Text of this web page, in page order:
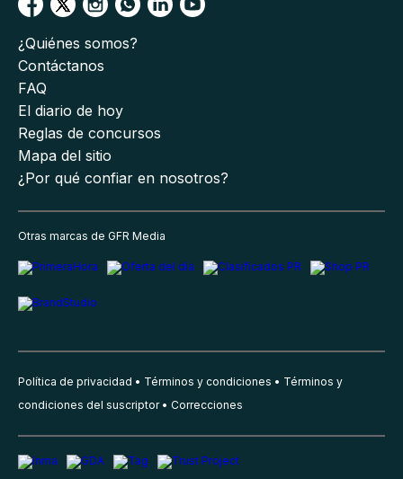
¿Quiénes somos?
Contáctanos
FAQ
El diario de hoy
Reglas de concursos
Mapa del sitio
¿Por qué confiar en nosotros?
Otras marcas de GFR Media
Política de privacidad Términos y condiciones
Términos y
condiciones del suscriptor
Correcciones